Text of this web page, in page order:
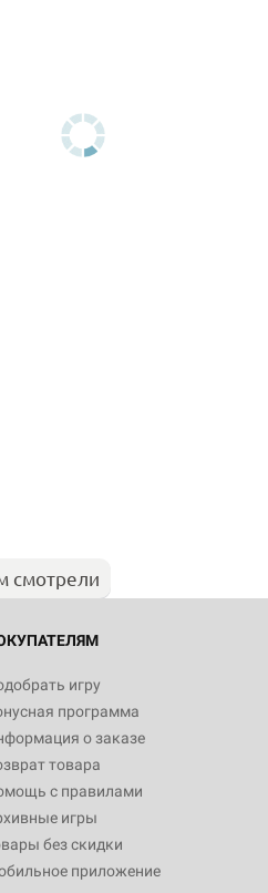
смотрели
игру
программа
о заказе
товара
с правилами
игры
без скидки
приложение